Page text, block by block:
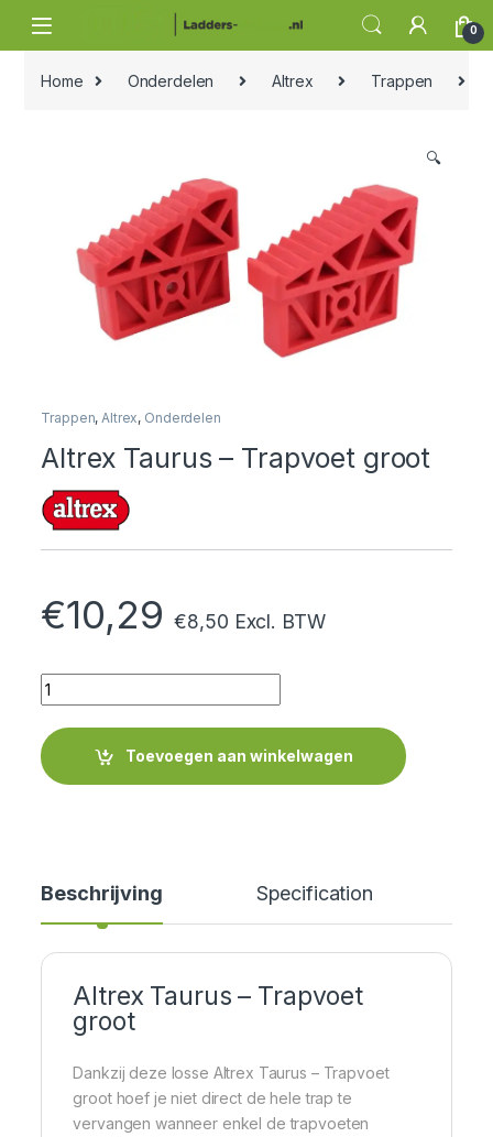
0
Home Onderdelen Altrex Trappen
🔍
Trappen,Altrex, Onderdelen
Altrex Taurus – Trapvoet groot
€10,29 €8,50 Excl. BTW
Quantity
Toevoegen aan winkelwagen
Beschrijving Specification
Altrex Taurus – Trapvoet
groot
Dankzij deze losse Altrex Taurus – Trapvoet
groot hoef je niet direct de hele trap te
vervangen wanneer enkel de trapvoeten